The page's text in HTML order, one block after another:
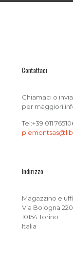
Contattaci
Chiamaci o
per maggiori
Tel:+39 011
Indirizzo
Magazzino e
Via Bologna 220,
10154 Torino
Italia